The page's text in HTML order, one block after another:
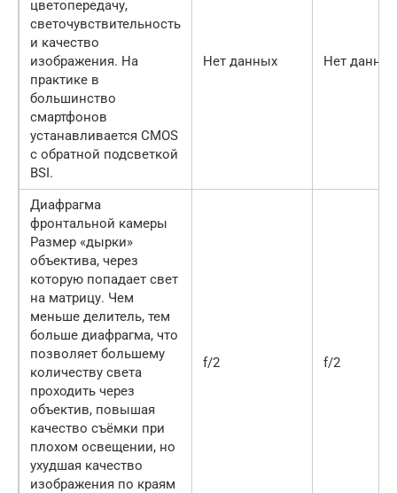
цветопередачу,
светочувствительность
и качество
изображения. На
практике в
большинство
смартфонов
устанавливается CMOS
с обратной подсветкой
BSI.
Нет данных Нет данных
Диафрагма
фронтальной камеры
Размер «дырки»
объектива, через
которую попадает свет
на матрицу. Чем
меньше делитель, тем
больше диафрагма, что
позволяет большему
количеству света
проходить через
объектив, повышая
качество съёмки при
плохом освещении, но
ухудшая качество
изображения по краям
f/2 f/2